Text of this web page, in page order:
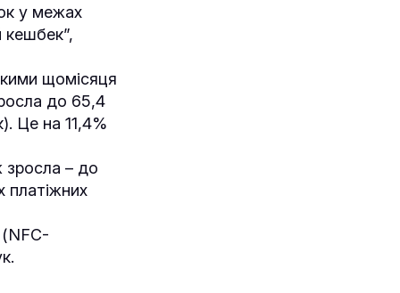
у межах
кешбек”,
щомісяця
до 65,4
Це на 11,4%
зросла – до
платіжних
(NFC-